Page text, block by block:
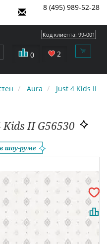
8 (495) 989-52-28
0 2
Код клиента: 99-001
Aura Just 4 Kids II
II G56530